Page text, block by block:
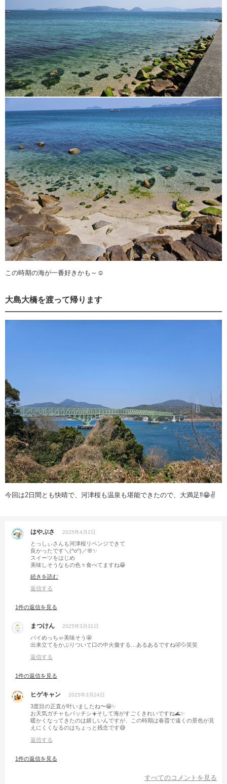
この時期の海が一番好きかも～☺️
大島大橋を渡って帰ります
今回は2日間とも快晴で、河津桜も温泉も堪能できたので、大満足‼😁✌️
はやぷさ 2025年4月2日
とっしぃさんも河津桜リベンジできて
良かったです＼(^o^)／🌸✨
スイーツをはじめ
美味しそうなもの色々食べてますね😁
続きを読む
返信する
1件の返信を見る
まつけん 2025年3月31日
パイめっちゃ美味そう🤩
出来立てをかぶりついて口の中火傷する…あるあるですね🤣💦笑笑
返信する
1件の返信を見る
ヒゲキャン 2025年3月24日
3度目の正直が叶いましたね〜😁✨
お天気ガチャもバッチシ☀️そして海がすごくきれいですね🌊✨
暖かくなってきたのは嬉しいんですが、この時期は春霞で遠くの景色が見
えにくくなるのはちょっと残念です😅
返信する
1件の返信を見る
すべてのコメントを見る